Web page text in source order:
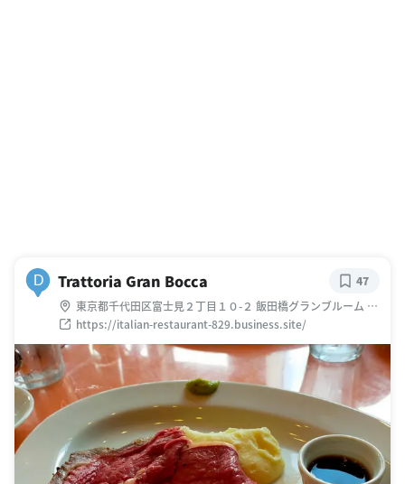
D Trattoria Gran Bocca
東京都千代田区富士見２丁目１０-２ 飯田橋グランブルーム サ
クラテラス2F
https://italian-restaurant-829.business.site/
47